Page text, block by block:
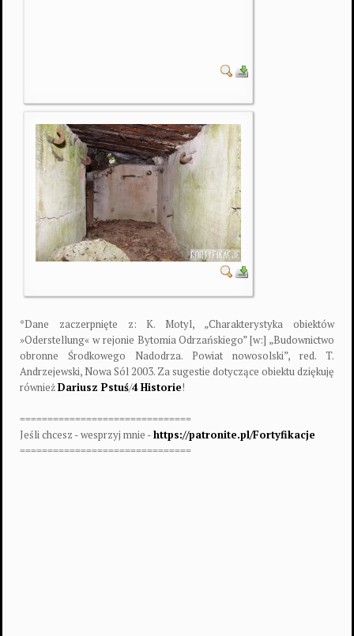
*Dane zaczerpnięte z: K. Motyl, „Charakterystyka obiektów
»Oderstellung« w rejonie Bytomia Odrzańskiego” [w:] „Budownictwo
obronne Środkowego Nadodrza. Powiat nowosolski”, red. T.
Andrzejewski, Nowa Sól 2003. Za sugestie dotyczące obiektu dziękuję
równieżDariusz Pstuś/4 Historie!
===============================
Jeśli chcesz - wesprzyj mnie -https://patronite.pl/Fortyfikacje
===============================